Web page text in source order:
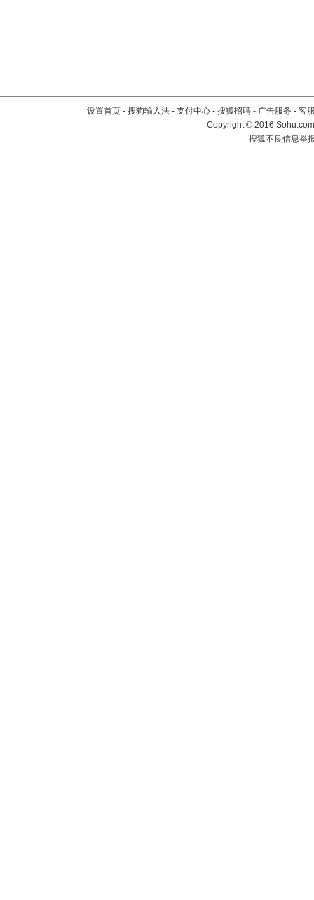
设置首页 - 搜狗输入法 - 支付中心 - 搜狐招聘 - 广告服务 - 客
Copyright©2016
搜狐不良信息举